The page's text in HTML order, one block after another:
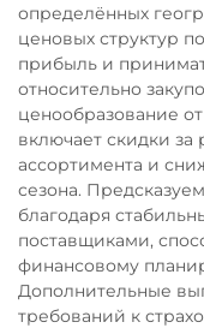
определённых
ценовых структур
прибыль и
относительно
ценообразование
включает скидки за
ассортимента и
сезона.
благодаря
поставщиками,
финансовому
Дополнительные
требований к